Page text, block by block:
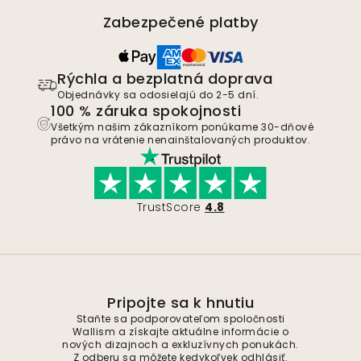
Zabezpečené platby
Rýchla a bezplatná doprava
Objednávky sa odosielajú do 2-5 dní.
100 % záruka spokojnosti
Všetkým našim zákazníkom ponúkame 30-dňové
právo na vrátenie nenainštalovaných produktov.
TrustScore 4.8
Pripojte sa k hnutiu
Staňte sa podporovateľom spoločnosti
Wallism a získajte aktuálne informácie o
nových dizajnoch a exkluzívnych ponukách.
Z odberu sa môžete kedykoľvek odhlásiť.